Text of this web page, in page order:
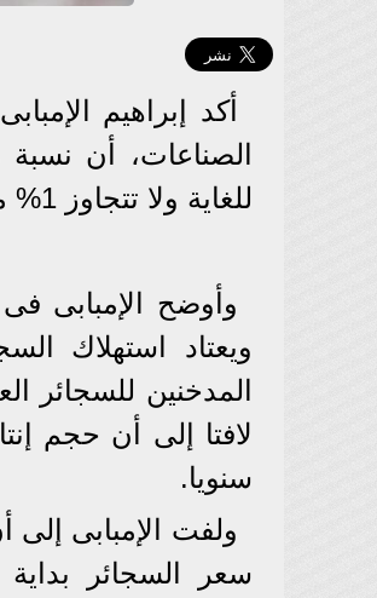
أكد إبراهيم
الصناعات، أن
للغاية ولا تتجاوز 1% من حجم استهلاك السجائر العادية.
وأوضح الإمبابى
ويعتاد استهلاك
المدخنين للسجائر
سنويا.